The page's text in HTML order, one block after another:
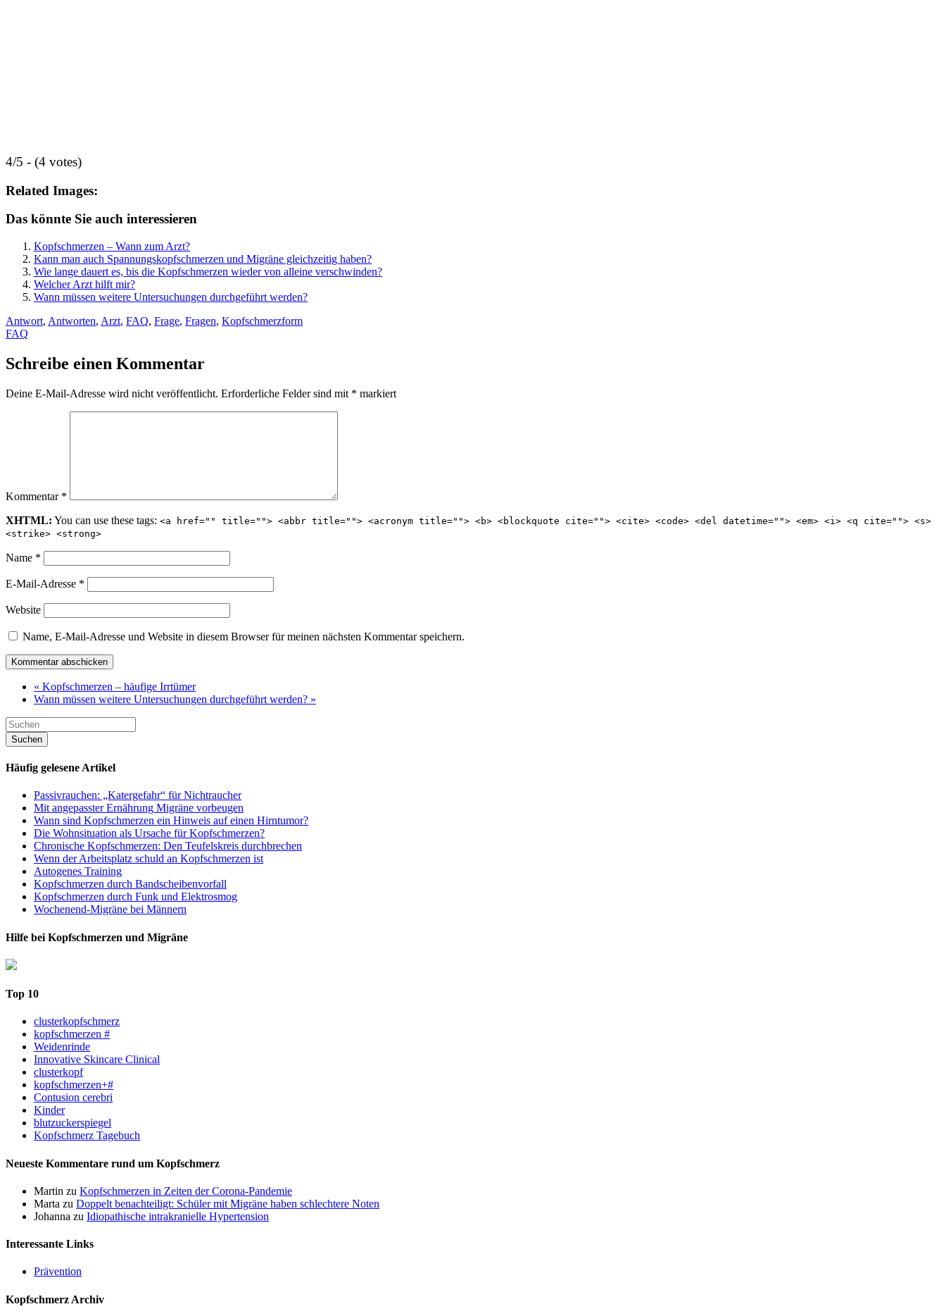
4/5 - (4 votes)
Related Images:
Das könnte Sie auch interessieren
Kopfschmerzen – Wann zum Arzt?
Kann man auch Spannungskopfschmerzen und Migräne gleichzeitig haben?
Wie lange dauert es, bis die Kopfschmerzen wieder von alleine verschwinden?
Welcher Arzt hilft mir?
Wann müssen weitere Untersuchungen durchgeführt werden?
Antwort, Antworten, Arzt, FAQ, Frage, Fragen, Kopfschmerzform
FAQ
Schreibe einen Kommentar
Deine E-Mail-Adresse wird nicht veröffentlicht. Erforderliche Felder sind mit * markiert
Kommentar *
XHTML: You can use these tags: <a href="" title=""> <abbr title=""> <acronym title=""> <b> <blockquote cite=""> <cite> <code> <del datetime=""> <em> <i> <q cite=""> <s>
<strike> <strong>
Name *
E-Mail-Adresse *
Website
Name, E-Mail-Adresse und Website in diesem Browser für meinen nächsten Kommentar speichern.
« Kopfschmerzen – häufige Irrtümer
Wann müssen weitere Untersuchungen durchgeführt werden? »
Häufig gelesene Artikel
Passivrauchen: „Katergefahr“ für Nichtraucher
Mit angepasster Ernährung Migräne vorbeugen
Wann sind Kopfschmerzen ein Hinweis auf einen Hirntumor?
Die Wohnsituation als Ursache für Kopfschmerzen?
Chronische Kopfschmerzen: Den Teufelskreis durchbrechen
Wenn der Arbeitsplatz schuld an Kopfschmerzen ist
Autogenes Training
Kopfschmerzen durch Bandscheibenvorfall
Kopfschmerzen durch Funk und Elektrosmog
Wochenend-Migräne bei Männern
Hilfe bei Kopfschmerzen und Migräne
Top 10
clusterkopfschmerz
kopfschmerzen #
Weidenrinde
Innovative Skincare Clinical
clusterkopf
kopfschmerzen+#
Contusion cerebri
Kinder
blutzuckerspiegel
Kopfschmerz Tagebuch
Neueste Kommentare rund um Kopfschmerz
Martin zu Kopfschmerzen in Zeiten der Corona-Pandemie
Marta zu Doppelt benachteiligt: Schüler mit Migräne haben schlechtere Noten
Johanna zu Idiopathische intrakranielle Hypertension
Interessante Links
Prävention
Kopfschmerz Archiv